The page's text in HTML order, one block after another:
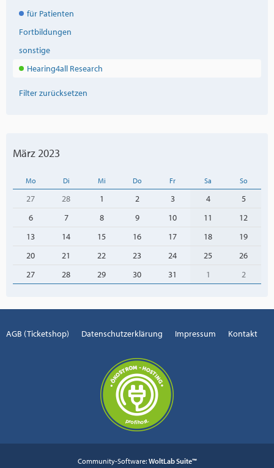
für Patienten
Fortbildungen
sonstige
Hearing4all Research
Filter zurücksetzen
März 2023
Mo Di Mi Do Fr Sa So
27 28 1 2 3 4
5
6
7 8 9 10 11
12
13
14 15 16 17 18
19
20
21 22 23 24 25
26
27
28 29 30 31 1 2
AGB (Ticketshop) Datenschutzerklärung Impressum Kontakt
Community-Software: WoltLab Suite™